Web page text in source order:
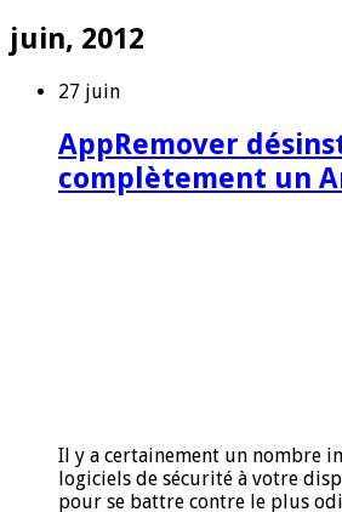
juin, 2012
27 juin
AppRemover
complètement un
Il y a certainement un nombre
logiciels de sécurité à votre
pour se battre contre le plus